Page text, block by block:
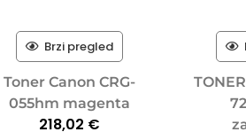
Brzi pregled
Toner Canon CRG-
055hm magenta
218,02 €